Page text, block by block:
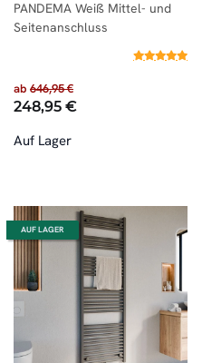
PANDEMA Weiß Mittel- und
Seitenanschluss
ab 646,95 €
248,95 €
Auf Lager
AUF LAGER